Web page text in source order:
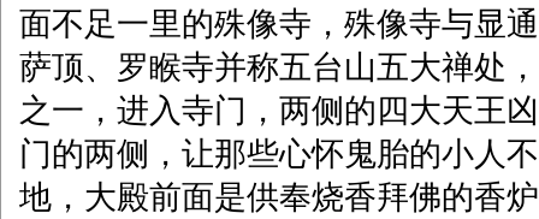
面不足一里的殊像寺，殊像寺与显
萨顶、罗睺寺并称五台山五大禅处
之一，进入寺门，两侧的四大天王
门的两侧，让那些心怀鬼胎的小人
地，大殿前面是供奉烧香拜佛的香